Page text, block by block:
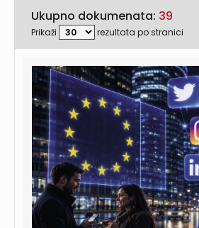
Ukupno dokumenata: 39
Prikaži rezultata po stranici